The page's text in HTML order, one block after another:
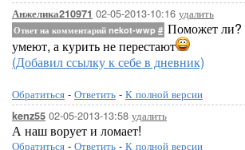
Анжелика210971 02-05-2013-10:16 удалить
Ответ на комментарий nekot-wwp # Поможет ли?
умеют, а курить не перестают
(Добавил ссылку к себе в дневник)
Обратиться - Ответить - К полной версии
kenz55 02-05-2013-13:58 удалить
А наш ворует и ломает!
Обратиться - Ответить - К полной версии